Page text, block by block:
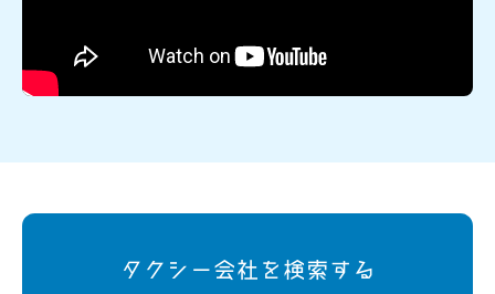
タクシー会社を検索する